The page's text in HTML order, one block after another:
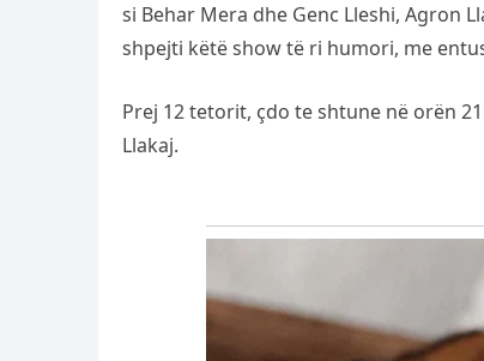
si Behar Mera dhe Genc Lleshi, Agron
shpejti këtë show të ri humori, me
Prej 12 tetorit, çdo te shtune në orën
Llakaj.